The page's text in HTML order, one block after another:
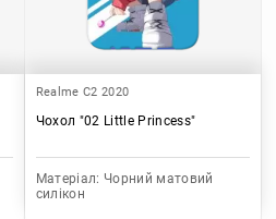
Realme C2 2020
Чохол "02 Little Princess"
Матеріал: Чорний матовий
силікон